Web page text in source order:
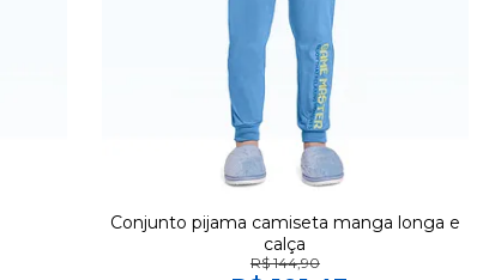
Conjunto pijama camiseta manga longa e
calça
R$ 144,90